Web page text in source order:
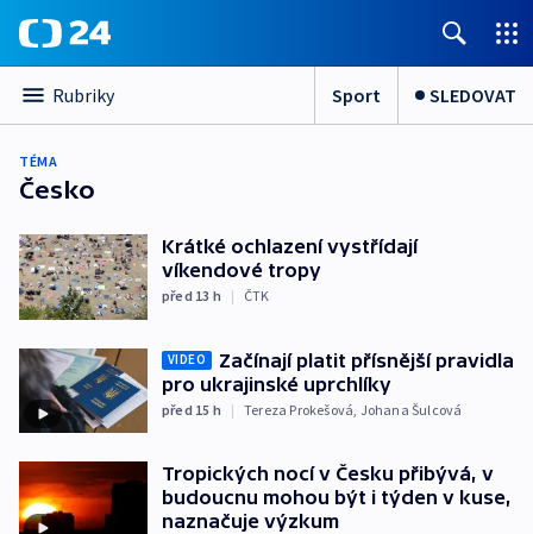
Rubriky Sport SLEDOVAT
TÉMA
Česko
Krátké ochlazení vystřídají
víkendové tropy
před 13 h | ČTK
VIDEO
Začínají platit přísnější pravidla
pro ukrajinské uprchlíky
před 15 h | Tereza Prokešová Johana Šulcová
Tropických nocí v Česku přibývá, v
budoucnu mohou být i týden v kuse,
naznačuje výzkum